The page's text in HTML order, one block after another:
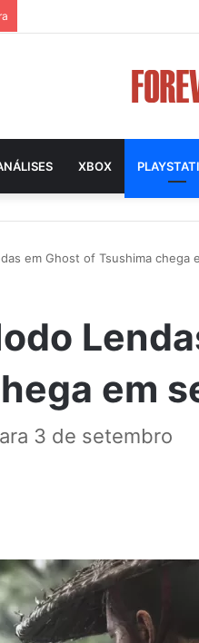
XBOX
em Ghost of Tsushima chega
em
3 de setembro